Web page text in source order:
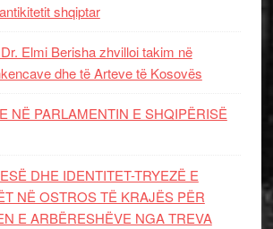
shqiptar
Elmi Berisha zhvilloi takim në
dhe të Arteve të Kosovës
NË PARLAMENTIN E SHQIPËRISË
DHE IDENTITET-TRYEZË E
NË OSTROS TË KRAJËS PËR
E ARBËRESHËVE NGA TREVA